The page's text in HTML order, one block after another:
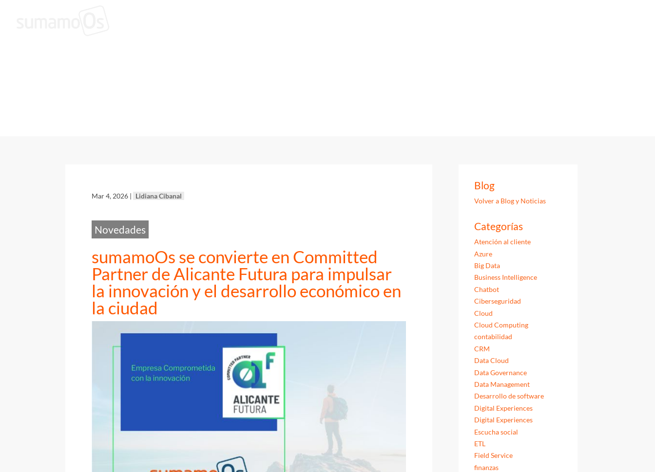
Mar 4, 2026 | Lidiana Cibanal
Novedades
sumamoOs se convierte en Committed
Partner de Alicante Futura para impulsar
la innovación y el desarrollo económico en
la ciudad
Blog
Volver a Blog y Noticias
Categorías
Atención al cliente
Azure
Big Data
Business Intelligence
Chatbot
Ciberseguridad
Cloud
Cloud Computing
contabilidad
CRM
Data Cloud
Data Governance
Data Management
Desarrollo de software
Digital Experiences
Digital Experiences
Escucha social
ETL
Field Service
finanzas